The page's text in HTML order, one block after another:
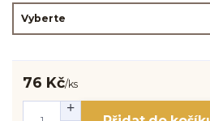
76 Kč/ks